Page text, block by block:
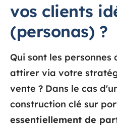
vos clients
(personas) ?
Qui sont les personnes
attirer via votre
vente ? Dans le cas
construction clé sur
essentiellement de